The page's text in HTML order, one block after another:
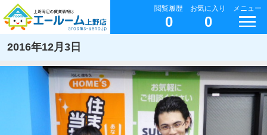
閲覧履歴
0
お気に入り
0
メニュー
2016年12月3日